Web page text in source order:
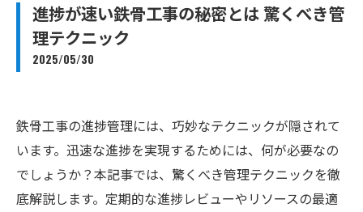
進捗が速い鉄骨工事の秘密とは 驚くべき管
理テクニック
2025/05/30
鉄骨工事の進捗管理には、巧妙なテクニックが隠されて
います。迅速な進捗を実現するためには、何が必要なの
でしょうか？本記事では、驚くべき管理テクニックを徹
底解説します。定期的な進捗レビューやリソースの最適